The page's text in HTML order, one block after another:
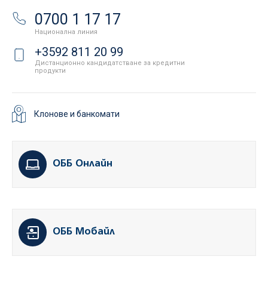
0700 1 17 17
Национална линия
+3592 811 20 99
Дистанционно кандидатстване за кредитни
продукти
Клонове и банкомати
ОББ Онлайн
ОББ Мобайл